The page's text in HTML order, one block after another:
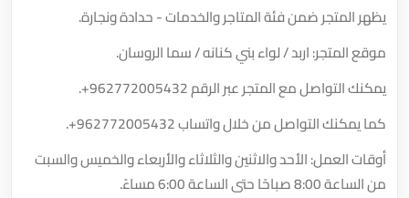
يظهر المتجر ضمن فئة المتاجر والخدمات - حدادة ونجارة.
موقع المتجر: اربد / لواء بني كنانه / سما الروسان.
يمكنك التواصل مع المتجر عبر الرقم+962772005432
.
كما يمكنك التواصل من خلال واتساب+962772005432
.
أوقات العمل: الأحد والاثنين والثلاثاء والأربعاء والخميس والسبت
من الساعة 8:00 صباحًا حتى الساعة 6:00 مساءً.